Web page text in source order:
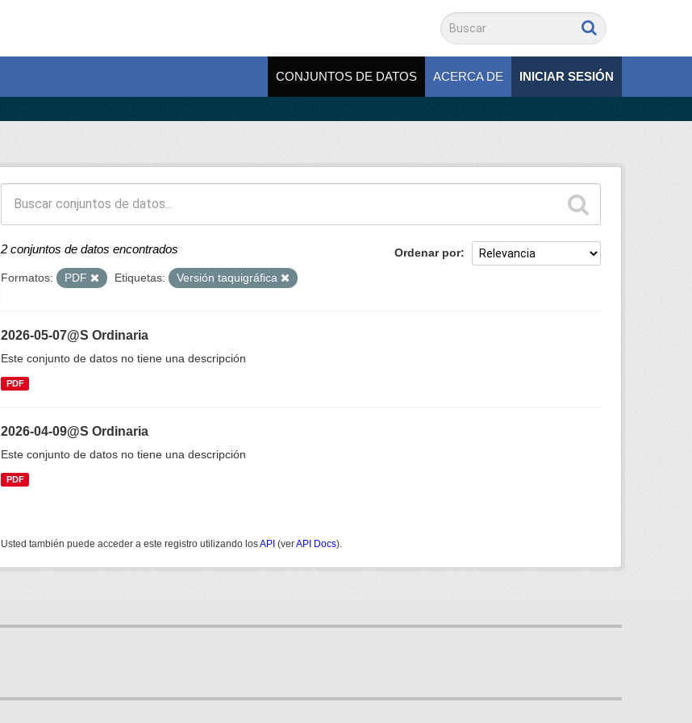
CONJUNTOS DE DATOS ACERCA DE INICIAR SESIÓN
Ordenar por
2 conjuntos de datos encontrados
Formatos: PDF Etiquetas: Versión taquigráfica
2026-05-07@S Ordinaria
Este conjunto de datos no tiene una descripción
PDF
2026-04-09@S Ordinaria
Este conjunto de datos no tiene una descripción
PDF
Usted también puede acceder a este registro utilizando losAPI (verAPI Docs).